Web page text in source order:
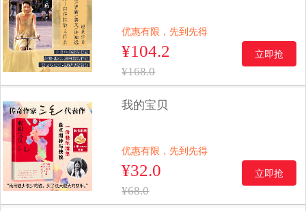
优惠有限，先到先得
¥104.2
¥168.0
立即抢
我的宝贝
优惠有限，先到先得
¥32.0
¥68.0
立即抢